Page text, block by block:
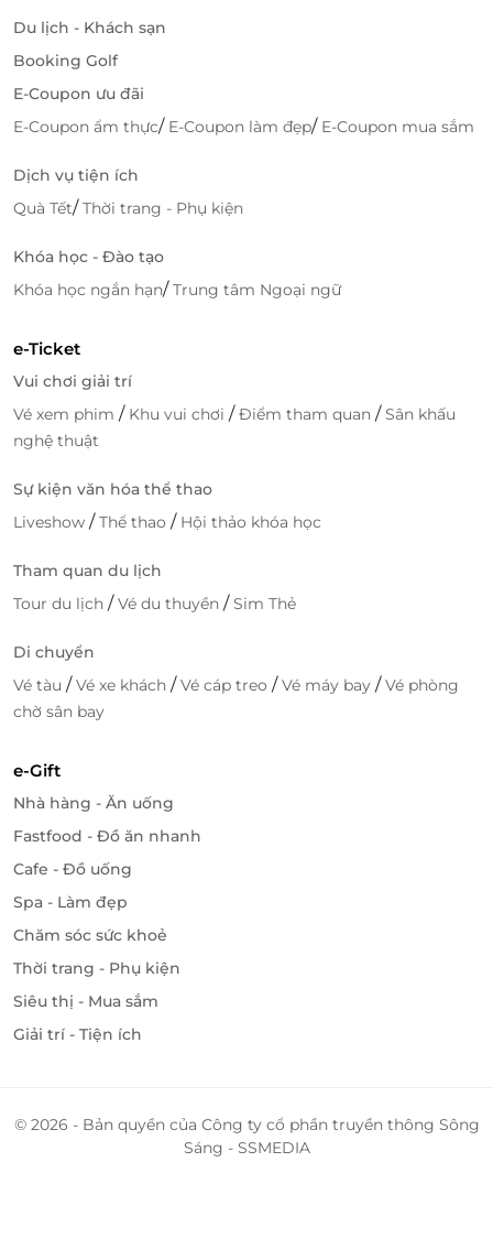
cuộc họp nhỏ hoặc sự kiện riêng tư.
Dịch vụ lễ tân, hỗ trợ khách hàng chuyên nghiệp
24/7.
Đặt phòng dễ dàng – Giá tốt chỉ có tại
LifeLink
Bạn có thể dễ dàng đặt phòng Deluxe tại TTC Hotel
– Airport qua website hoặc app LifeLink chỉ trong vài
bạn tiết kiệm chi phí đáng kể, nhưng vẫn tận hưởng
chất lượng dịch vụ cao cấp.
Đừng bỏ lỡ cơ hội trải nghiệm kỳ nghỉ thư giãn, tiện
ưu đãi quaLifeLink!
Du lịch - Khách sạn
Booking Golf
E-Coupon ưu đãi
E-Coupon ẩm thực/ E-Coupon làm đẹp/ E-Coupon mua sắm
Dịch vụ tiện ích
Quà Tết/Thời trang - Phụ kiện
Khóa học - Đào tạo
Khóa học ngắn hạn/Trung tâm Ngoại ngữ
e-Ticket
Vui chơi giải trí
Vé xem phim / Khu vui chơi /Điểm tham quan /Sân khấu
nghệ thuật
Sự kiện văn hóa thể thao
Liveshow /Thể thao / Hội thảo khóa học
Tham quan du lịch
Tour du lịch /Vé du thuyền /Sim Thẻ
Di chuyển
Vé tàu /Vé xe khách /Vé cáp treo /Vé máy bay /Vé phòng
chờ sân bay
e-Gift
Nhà hàng - Ăn uống
Fastfood - Đồ ăn nhanh
Cafe - Đồ uống
Spa - Làm đẹp
Chăm sóc sức khoẻ
Thời trang - Phụ kiện
Siêu thị - Mua sắm
Giải trí - Tiện ích
© 2026 - Bản quyền của Công ty cổ phần truyền thông Sông
Sáng - SSMEDIA